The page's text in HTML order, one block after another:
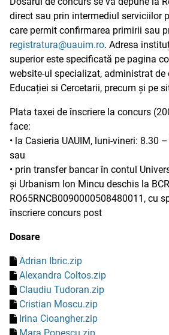
direct sau prin intermediul serviciilor
care permit confirmarea primirii sau
registratura@uauim.ro. Adresa
superior este specificată pe pagina
website-ul specializat, administrat de
Educației si Cercetarii, precum și pe
Plata taxei de înscriere la concurs
face:
• la Casieria UAUIM, luni-vineri: 8.30
sau
• prin transfer bancar în contul
și Urbanism Ion Mincu deschis la
RO65RNCB0090000508480011, cu
înscriere concurs post
Dosare
Adrian Ibric.zip
Alexandra Coltos.zip
Claudiu Tudoran.zip
Cristian Moscu.zip
Irina Cioangher.zip